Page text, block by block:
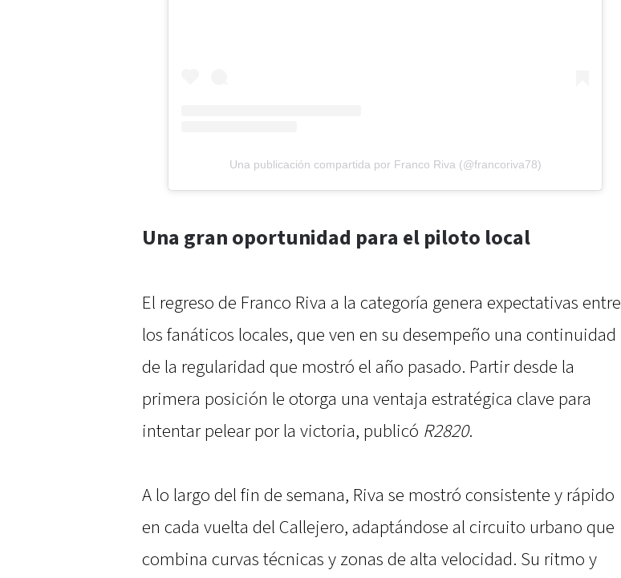
Una publicación compartida por Franco Riva (@francoriva78)
Una gran oportunidad para el piloto local
El regreso de Franco Riva a la categoría genera expectativas entre
los fanáticos locales, que ven en su desempeño una continuidad
de la regularidad que mostró el año pasado. Partir desde la
primera posición le otorga una ventaja estratégica clave para
intentar pelear por la victoria, publicó R2820.
A lo largo del fin de semana, Riva se mostró consistente y rápido
en cada vuelta del Callejero, adaptándose al circuito urbano que
combina curvas técnicas y zonas de alta velocidad. Su ritmo y